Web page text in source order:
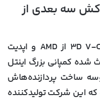
کش سه بعدی از
به نظر میاد که تکنولوژی ۳D V-Cache از AMD و اپدیت
شده کمپانی بزرگ اینتل
ساخت پردازنده‌هاش
این شرکت تولیدکننده